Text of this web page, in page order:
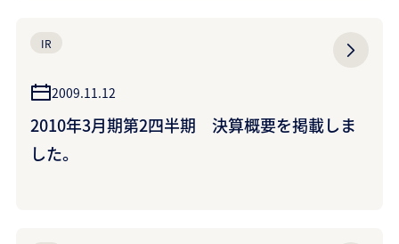
IR
2009.11.12
2010年3月期第2四半期 決算概要を掲載しま
した。